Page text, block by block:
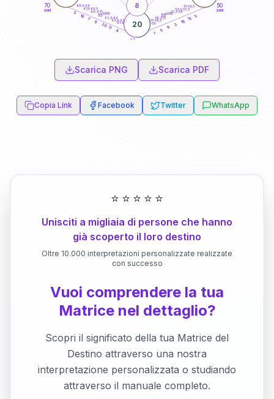
50
anni
60
70
anni
51-52,5
52,5-53,5
53,5-54
56-57,5
57,5-58,5
58,5-59
61-62,5
62,5-63,5
63,5-64
66-67,5
67,5-68,5
68,5-69
5
13
16
3
8
5
7
4
11
20
9
7
16
5
20
8
55anni
65anni
Scarica PNG Scarica PDF
Copia Link Facebook Twitter WhatsApp
⭐ ⭐ ⭐ ⭐ ⭐
Unisciti a migliaia di persone che hanno
già scoperto il loro destino
Oltre 10.000 interpretazioni personalizzate realizzate
con successo
Vuoi comprendere la tua
Matrice nel dettaglio?
Scopri il significato della tua Matrice del
Destino attraverso una nostra
interpretazione personalizzata o studiando
attraverso il manuale completo.